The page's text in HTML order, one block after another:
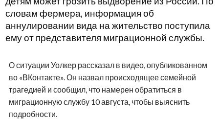
словам фермера, информация об
аннулировании вида на жительство поступила
ему от представителя миграционной службы.
О ситуации Уолкер рассказал в видео, опубликованном
во «ВКонтакте». Он назвал происходящее семейной
трагедией и сообщил, что намерен обратиться в
миграционную службу 10 августа, чтобы выяснить
подробности.